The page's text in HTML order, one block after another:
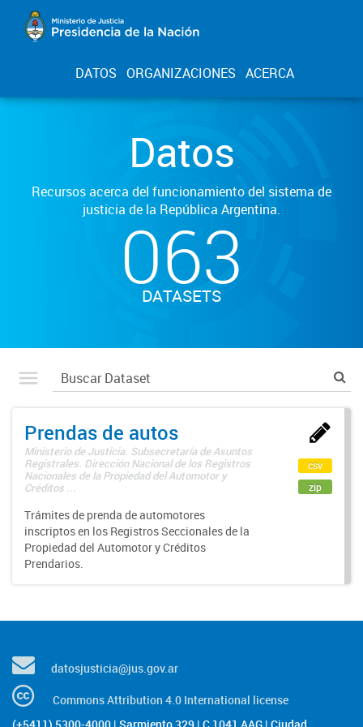
DATOS ORGANIZACIONES ACERCA
Datos
Recursos acerca del funcionamiento del sistema de
justicia de la República Argentina.
063
DATASETS
Prendas de autos
Ministerio de Justicia. Subsecretaría de Asuntos
Registrales. Dirección Nacional de los Registros
Nacionales de la Propiedad del Automotor y
Créditos ...
Trámites de prenda de automotores
inscriptos en los Registros Seccionales de la
Propiedad del Automotor y Créditos
Prendarios.
csv
zip
datosjusticia@jus.gov.ar
Commons Attribution 4.0 International license